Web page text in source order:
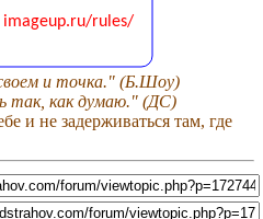
и точка." (Б.Шоу)
так, как думаю." (ДС)
и не задерживаться там, где